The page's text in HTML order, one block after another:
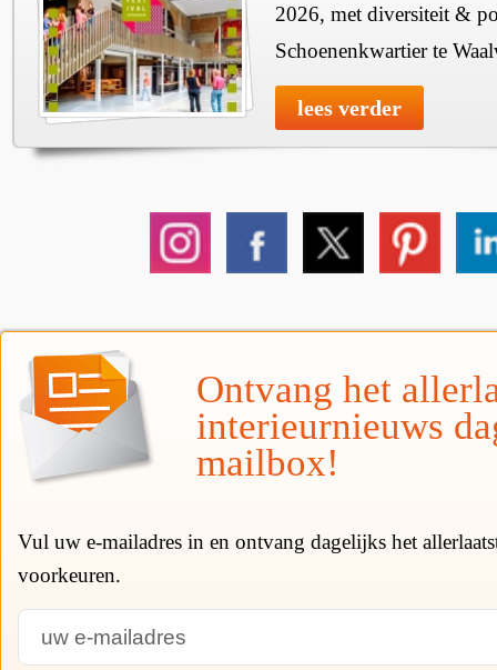
2026, met diversiteit &
Schoenenkwartier te
lees verder
Ontvang het
interieurnieuws
mailbox!
Vul uw e-mailadres in en ontvang dagelijks het
voorkeuren.